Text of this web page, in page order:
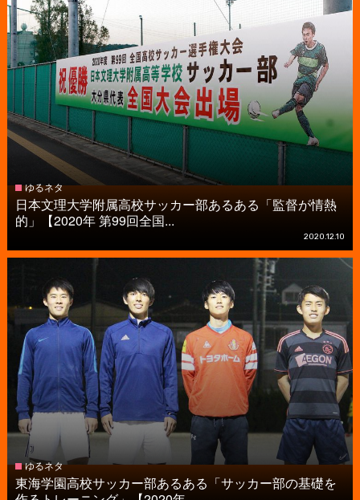
ゆるネタ
日本文理大学附属高校サッカー部あるある「監督が情熱
的」【2020年 第99回全国...
2020.12.10
ゆるネタ
東海学園高校サッカー部あるある「サッカー部の基礎を